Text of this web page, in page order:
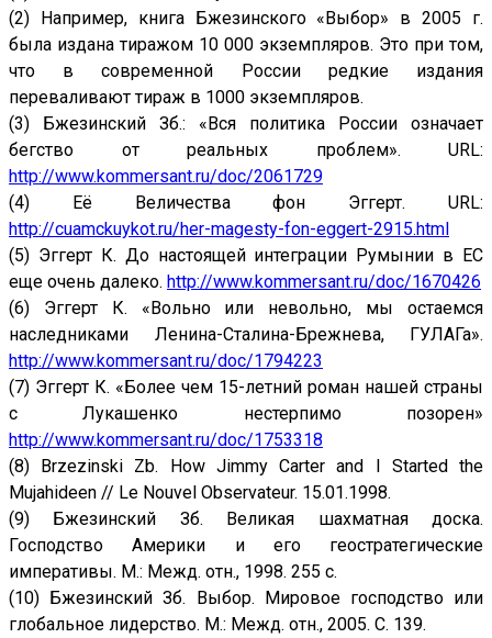
(2) Например, книга Бжезинского «Выбор» в 2005 г.
была издана тиражом 10 000 экземпляров. Это при том,
что в современной России редкие издания
переваливают тираж в 1000 экземпляров.
(3) Бжезинский Зб.: «Вся политика России означает
бегство от реальных проблем». URL:
http://www.kommersant.ru/doc/2061729
(4) Её Величества фон Эггерт. URL:
http://cuamckuykot.ru/her-magesty-fon-eggert-2915.html
(5) Эггерт К. До настоящей интеграции Румынии в ЕС
еще очень далеко. http://www.kommersant.ru/doc/1670426
(6) Эггерт К. «Вольно или невольно, мы остаемся
наследниками Ленина-Сталина-Брежнева, ГУЛАГа».
http://www.kommersant.ru/doc/1794223
(7) Эггерт К. «Более чем 15-летний роман нашей страны
с Лукашенко нестерпимо позорен»
http://www.kommersant.ru/doc/1753318
(8) Brzezinski Zb. How Jimmy Carter and I Started the
Mujahideen // Le Nouvel Observateur. 15.01.1998.
(9) Бжезинский Зб. Великая шахматная доска.
Господство Америки и его геостратегические
императивы. М.: Межд. отн., 1998. 255 с.
(10) Бжезинский Зб. Выбор. Мировое господство или
глобальное лидерство. М.: Межд. отн., 2005. С. 139.